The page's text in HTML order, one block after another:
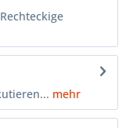
Rechteckige
mehr